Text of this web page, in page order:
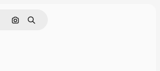
Cerca per immagine
Ricerca